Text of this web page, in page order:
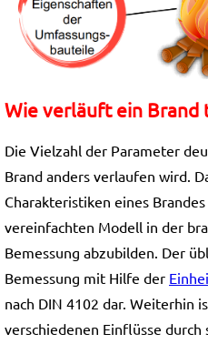
Wie verläuft ein Brand
Die Vielzahl der Parameter
Brand anders verlaufen wird.
Charakteristiken eines
vereinfachten Modell in der
Bemessung abzubilden. Der
Bemessung mit Hilfe der
nach DIN 4102 dar. Weiterhin
verschiedenen Einflüsse durch